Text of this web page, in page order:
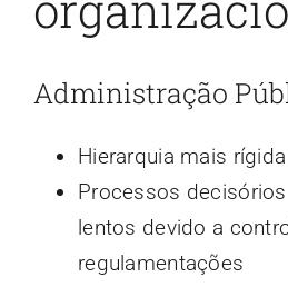
Administração
Hierarquia mais
Processos
lentos devido a
regulamentações